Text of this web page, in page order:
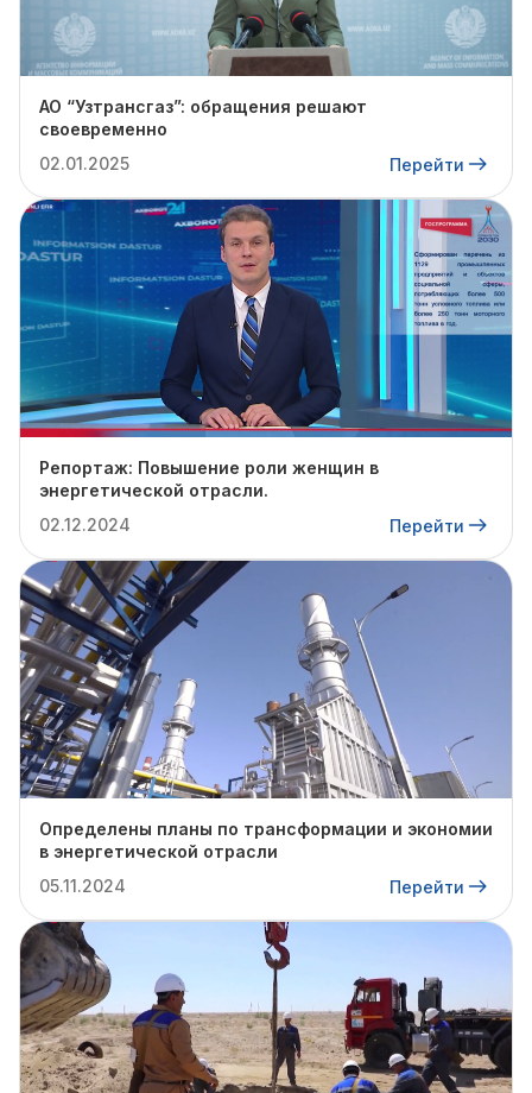
АО “Узтрансгаз”: обращения решают
своевременно
02.01.2025
Перейти
Репортаж: Повышение роли женщин в
энергетической отрасли.
02.12.2024
Перейти
Определены планы по трансформации и экономии
в энергетической отрасли
05.11.2024
Перейти